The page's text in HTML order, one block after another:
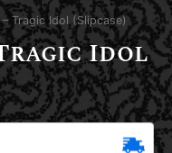
Tragic Idol (Slipcase)
Idol